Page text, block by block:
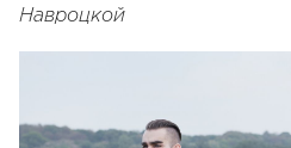
Навроцкой